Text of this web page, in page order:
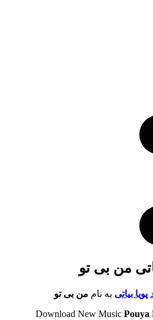
من بی تو
پویا بیاتی به نام من بی تو
Download New Music Pouya